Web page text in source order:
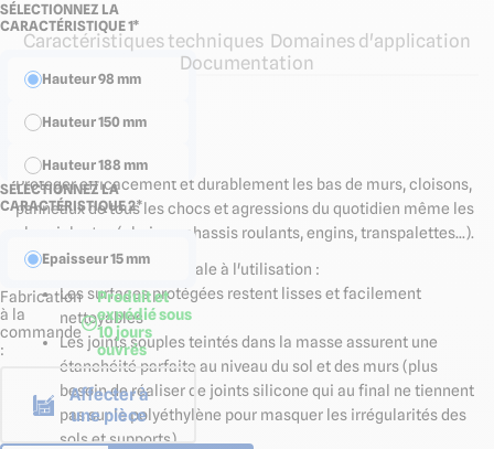
SÉLECTIONNEZ LA
CARACTÉRISTIQUE 1*
Hauteur 98 mm
Hauteur 150 mm
Hauteur 188 mm
Hauteur 239 mm
Hauteur 300 mm
SÉLECTIONNEZ LA
CARACTÉRISTIQUE 2*
Epaisseur 15 mm
Fabrication
à la
commande
:
Produit et
expédié sous
10 jours
ouvrés
Affecter à
une pièce
Caractéristiques techniques Domaines d'application
Documentation
Protéger efficacement et durablement les bas de murs, cloisons,
panneaux de tous les chocs et agressions du quotidien même les
plus violentes (chaises, chassis roulants, engins, transpalettes...).
Offrir une hygiène maximale à l'utilisation :
Les surfaces protégées restent lisses et facilement
nettoyables
Les joints souples teintés dans la masse assurent une
étanchéité parfaite au niveau du sol et des murs (plus
besoin de réaliser de joints silicone qui au final ne tiennent
pas sur le polyéthylène pour masquer les irrégularités des
sols et supports)